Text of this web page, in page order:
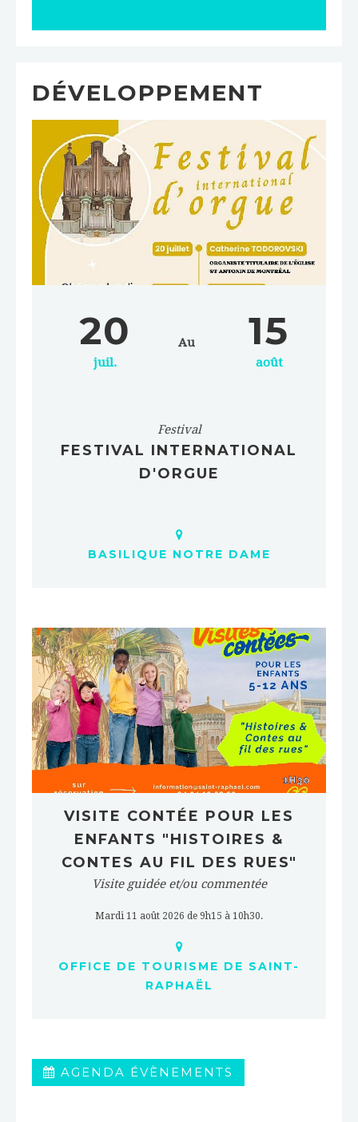
DÉVELOPPEMENT
20
juil.
Au 15
août
Festival
FESTIVAL INTERNATIONAL
D'ORGUE
BASILIQUE NOTRE DAME
VISITE CONTÉE POUR LES
ENFANTS "HISTOIRES &
CONTES AU FIL DES RUES"
Visite guidée et/ou commentée
Mardi 11 août 2026 de 9h15 à 10h30.
OFFICE DE TOURISME DE SAINT-
RAPHAËL
AGENDA ÉVÈNEMENTS